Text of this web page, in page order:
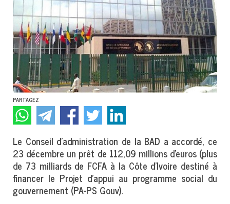
PARTAGEZ
Le Conseil d’administration de la BAD a accordé, ce
23 décembre un prêt de 112,09 millions d’euros (plus
de 73 milliards de FCFA à la Côte d’Ivoire destiné à
financer le Projet d’appui au programme social du
gouvernement (PA-PS Gouv).